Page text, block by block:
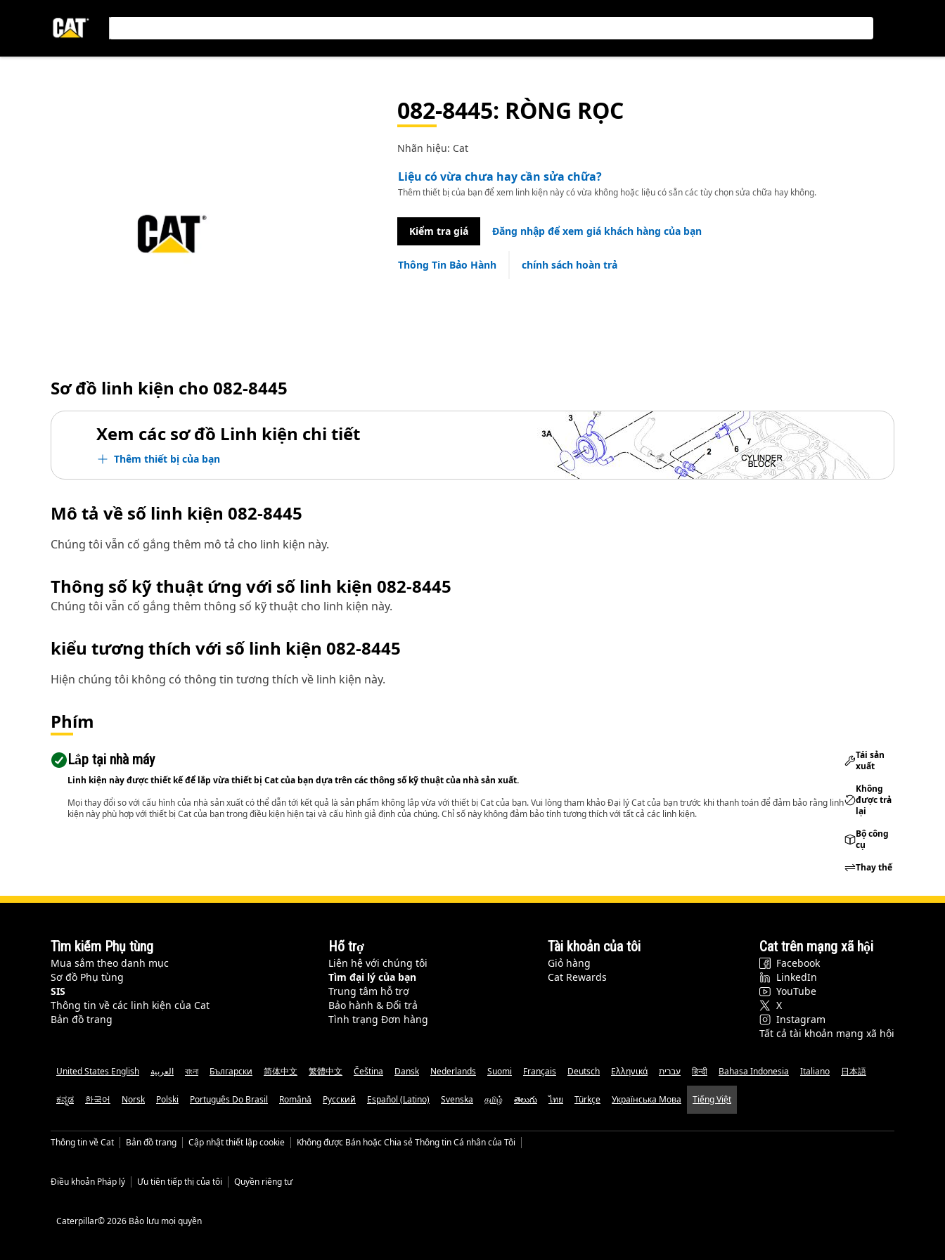
082-8445: RÒNG RỌC
Nhãn hiệu: Cat
Liệu có vừa chưa hay cần sửa chữa?
Thêm thiết bị của bạn để xem linh kiện này có vừa không hoặc liệu có sẵn các tùy chọn sửa chữa hay không.
Kiểm tra giá Đăng nhập để xem giá khách hàng của bạn
Thông Tin Bảo Hành chính sách hoàn trả
Sơ đồ linh kiện cho 082-8445
Xem các sơ đồ Linh kiện chi tiết
Thêm thiết bị của bạn
Mô tả về số linh kiện 082-8445
Chúng tôi vẫn cố gắng thêm mô tả cho linh kiện này.
Thông số kỹ thuật ứng với số linh kiện 082-8445
Chúng tôi vẫn cố gắng thêm thông số kỹ thuật cho linh kiện này.
kiểu tương thích với số linh kiện 082-8445
Hiện chúng tôi không có thông tin tương thích về linh kiện này.
Phím
Lắp tại nhà máy
Linh kiện này được thiết kế để lắp vừa thiết bị Cat của bạn dựa trên các thông số kỹ thuật của nhà sản xuất.
Mọi thay đổi so với cấu hình của nhà sản xuất có thể dẫn tới kết quả là sản phẩm không lắp vừa với thiết bị Cat của bạn. Vui lòng tham khảo Đại lý Cat của bạn trước khi thanh toán để đảm bảo rằng linh
kiện này phù hợp với thiết bị Cat của bạn trong điều kiện hiện tại và cấu hình giả định của chúng. Chỉ số này không đảm bảo tính tương thích với tất cả các linh kiện.
Tái sản
xuất
Không
được trả
lại
Bộ công
cụ
Thay thế
Tìm kiếm Phụ tùng
Mua sắm theo danh mục
Sơ đồ Phụ tùng
SIS
Thông tin về các linh kiện của Cat
Bản đồ trang
Hỗ trợ
Liên hệ với chúng tôi
Tìm đại lý của bạn
Trung tâm hỗ trợ
Bảo hành & Đổi trả
Tình trạng Đơn hàng
Tài khoản của tôi
Giỏ hàng
Cat Rewards
Cat trên mạng xã hội
Facebook
LinkedIn
YouTube
X
Instagram
Tất cả tài khoản mạng xã hội
United States English العربية বাংলা Български 简体中文 繁體中文 Čeština Dansk Nederlands Suomi Français Deutsch Ελληνικά עברית हिन्दी Bahasa Indonesia Italiano 日本語
ಕನ್ನಡ 한국어 Norsk Polski Português Do Brasil Română Русский Español (Latino) Svenska தமிழ் తెలుగు ไทย Türkçe Українська Мова Tiếng Việt
Thông tin về Cat Bản đồ trang Cập nhật thiết lập cookie Không được Bán hoặc Chia sẻ Thông tin Cá nhân của Tôi
Điều khoản Pháp lý Ưu tiên tiếp thị của tôi Quyền riêng tư
Caterpillar© 2026 Bảo lưu mọi quyền